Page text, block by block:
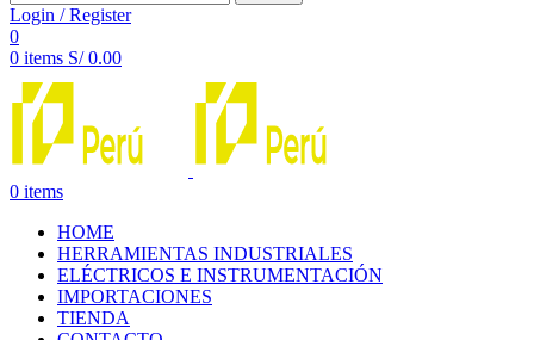
Login / Register
0
0 items S/0.00
0 items
HOME
HERRAMIENTAS INDUSTRIALES
ELÉCTRICOS E INSTRUMENTACIÓN
IMPORTACIONES
TIENDA